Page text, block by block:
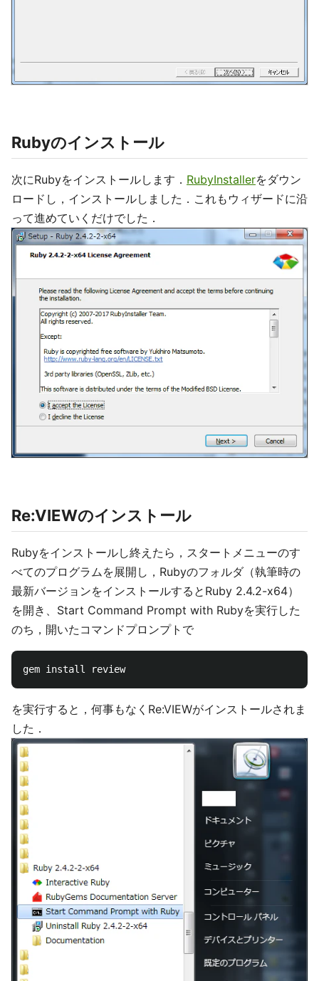
Rubyのインストール
次にRubyをインストールします． RubyInstallerをダウン
ロードし，インストールしました．これもウィザードに沿
って進めていくだけでした．
Re:VIEWのインストール
Rubyをインストールし終えたら，スタートメニューのす
べてのプログラムを展開し，Rubyのフォルダ（執筆時の
最新バージョンをインストールするとRuby 2.4.2-x64）
を開き、Start Command Prompt with Rubyを実行した
のち，開いたコマンドプロンプトで
を実行すると，何事もなくRe:VIEWがインストールされま
した．